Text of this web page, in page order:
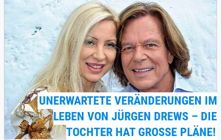
UNERWARTETE VERÄNDERUNGEN IM
LEBEN VON JÜRGEN DREWS – DIE
TOCHTER HAT GROSSE PLÄNE!